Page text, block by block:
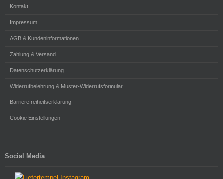
Kontakt
Impressum
AGB & Kundeninformationen
Zahlung & Versand
Datenschutzerklärung
Widerrufbelehrung & Muster-Widerrufsformular
Barrierefreiheitserklärung
Cookie Einstellungen
Social Media